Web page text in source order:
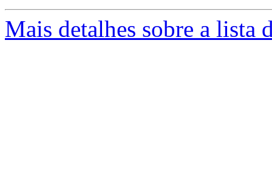
Mais detalhes sobre a lista